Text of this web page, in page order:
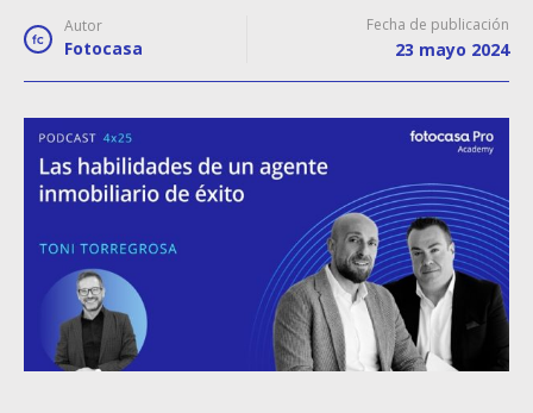
Autor
Fotocasa
Fecha de publicación
23 mayo 2024